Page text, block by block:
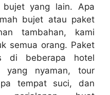
yang lain. Apa
bujet atau paket
tambahan, kami
semua orang. Paket
di beberapa hotel
yang nyaman, tour
tempat suci, dan